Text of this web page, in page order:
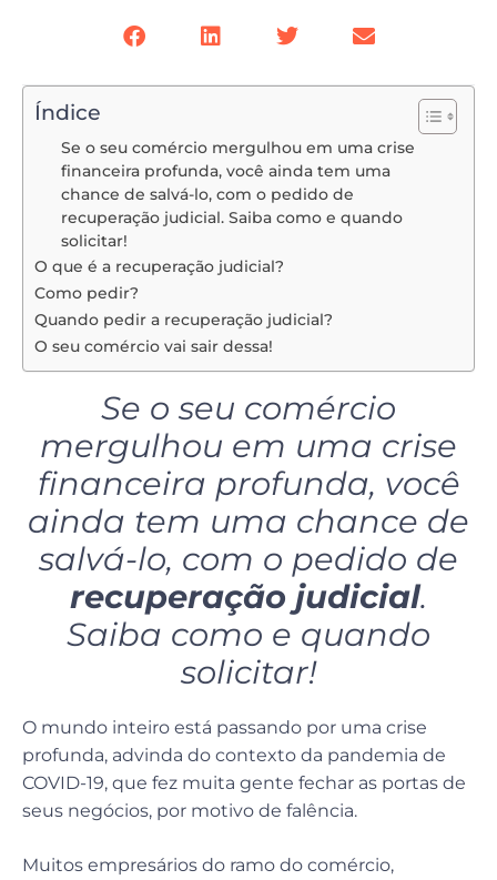
Índice
Se o seu comércio mergulhou em uma crise
financeira profunda, você ainda tem uma
chance de salvá-lo, com o pedido de
recuperação judicial. Saiba como e quando
solicitar!
O que é a recuperação judicial?
Como pedir?
Quando pedir a recuperação judicial?
O seu comércio vai sair dessa!
Se o seu comércio
mergulhou em uma crise
financeira profunda, você
ainda tem uma chance de
salvá-lo, com o pedido de
recuperação judicial.
Saiba como e quando
solicitar!
O mundo inteiro está passando por uma crise
profunda, advinda do contexto da pandemia de
COVID-19, que fez muita gente fechar as portas de
seus negócios, por motivo de falência.
Muitos empresários do ramo do comércio,